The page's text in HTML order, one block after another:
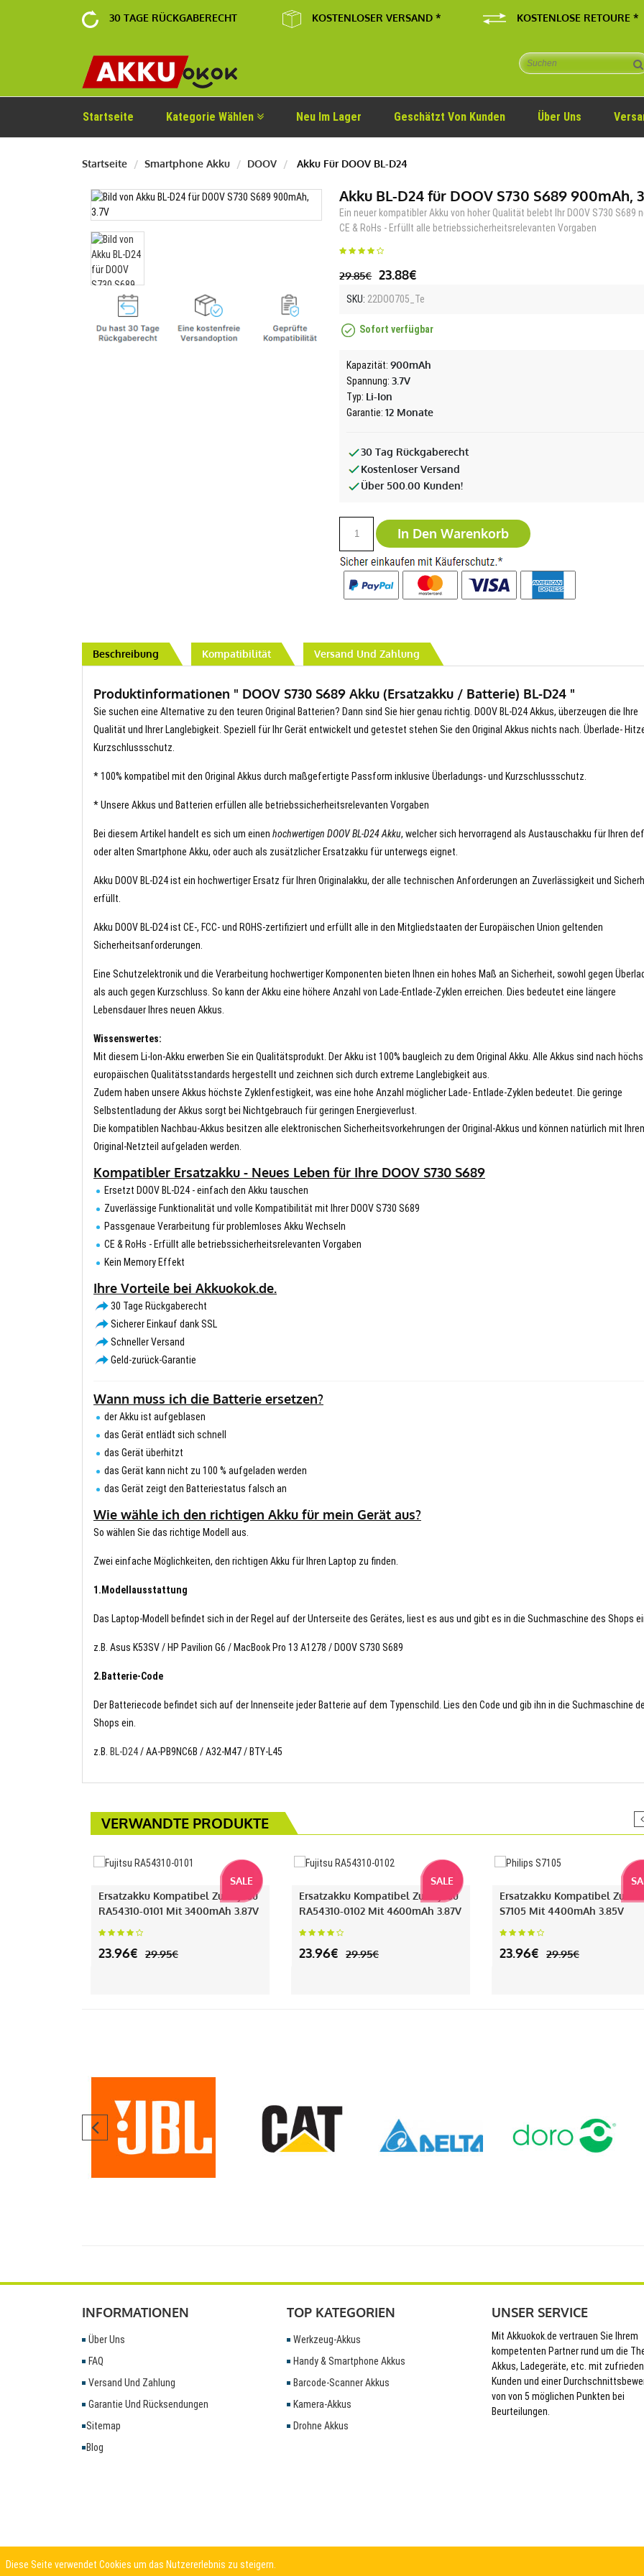
30 TAGE RÜCKGABERECHT KOSTENLOSER VERSAND * KOSTENLOSE RETOURE *
Startseite Kategorie Wählen Neu Im Lager Geschätzt Von Kunden Über Uns
Startseite Smartphone Akku DOOV Akku Für DOOV BL-D24
Akku BL-D24 für DOOV S730 S689 900mAh,
Ein neuer kompatibler Akku von hoher Qualität belebt Ihr DOOV S730 S689
CE & RoHs - Erfüllt alle betriebssicherheitsrelevanten Vorgaben
29.85€ 23.88€
SKU: 22DOO705_Te
Sofort verfügbar
Kapazität:900mAh
Spannung:3.7V
Typ: Li-Ion
Garantie:12 Monate
30 Tag Rückgaberecht
Kostenloser Versand
Über 500.00 Kunden!
In Den Warenkorb
Beschreibung Kompatibilität Versand Und Zahlung
Produktinformationen " DOOV S730 S689 Akku (Ersatzakku / Batterie) BL-D24 "
Sie suchen eine Alternative zu den teuren Original Batterien? Dann sind Sie hier genau richtig. DOOV BL-D24 Akkus, überzeugen die Ihre
Qualität und Ihrer Langlebigkeit. Speziell für Ihr Gerät entwickelt und getestet stehen Sie den Original Akkus nichts nach. Überlade-
Kurzschlussschutz.
* 100% kompatibel mit den Original Akkus durch maßgefertigte Passform inklusive Überladungs- und Kurzschlussschutz.
* Unsere Akkus und Batterien erfüllen alle betriebssicherheitsrelevanten Vorgaben
Bei diesem Artikel handelt es sich um einen hochwertigen DOOV BL-D24 Akku, welcher sich hervorragend als Austauschakku für Ihren
oder alten Smartphone Akku, oder auch als zusätzlicher Ersatzakku für unterwegs eignet.
Akku DOOV BL-D24 ist ein hochwertiger Ersatz für Ihren Originalakku, der alle technischen Anforderungen an Zuverlässigkeit und
erfüllt.
Akku DOOV BL-D24 ist CE-, FCC- und ROHS-zertifiziert und erfüllt alle in den Mitgliedstaaten der Europäischen Union geltenden
Sicherheitsanforderungen.
Eine Schutzelektronik und die Verarbeitung hochwertiger Komponenten bieten Ihnen ein hohes Maß an Sicherheit, sowohl gegen
als auch gegen Kurzschluss. So kann der Akku eine höhere Anzahl von Lade-Entlade-Zyklen erreichen. Dies bedeutet eine längere
Lebensdauer Ihres neuen Akkus.
Wissenswertes:
Mit diesem Li-Ion-Akku erwerben Sie ein Qualitätsprodukt. Der Akku ist 100% baugleich zu dem Original Akku. Alle Akkus sind nach
europäischen Qualitätsstandards hergestellt und zeichnen sich durch extreme Langlebigkeit aus.
Zudem haben unsere Akkus höchste Zyklenfestigkeit, was eine hohe Anzahl möglicher Lade- Entlade-Zyklen bedeutet. Die geringe
Selbstentladung der Akkus sorgt bei Nichtgebrauch für geringen Energieverlust.
Die kompatiblen Nachbau-Akkus besitzen alle elektronischen Sicherheitsvorkehrungen der Original-Akkus und können natürlich mit
Original-Netzteil aufgeladen werden.
Kompatibler Ersatzakku - Neues Leben für Ihre DOOV S730 S689
Ersetzt DOOV BL-D24 - einfach den Akku tauschen
Zuverlässige Funktionalität und volle Kompatibilität mit Ihrer DOOV S730 S689
Passgenaue Verarbeitung für problemloses Akku Wechseln
CE & RoHs - Erfüllt alle betriebssicherheitsrelevanten Vorgaben
Kein Memory Effekt
Ihre Vorteile bei Akkuokok.de.
30 Tage Rückgaberecht
Sicherer Einkauf dank SSL
Schneller Versand
Geld-zurück-Garantie
Wann muss ich die Batterie ersetzen?
der Akku ist aufgeblasen
das Gerät entlädt sich schnell
das Gerät überhitzt
das Gerät kann nicht zu 100 % aufgeladen werden
das Gerät zeigt den Batteriestatus falsch an
Wie wähle ich den richtigen Akku für mein Gerät aus?
So wählen Sie das richtige Modell aus.
Zwei einfache Möglichkeiten, den richtigen Akku für Ihren Laptop zu finden.
1.Modellausstattung
Das Laptop-Modell befindet sich in der Regel auf der Unterseite des Gerätes, liest es aus und gibt es in die Suchmaschine des Shops
z.B. Asus K53SV / HP Pavilion G6 / MacBook Pro 13 A1278 / DOOV S730 S689
2.Batterie-Code
Der Batteriecode befindet sich auf der Innenseite jeder Batterie auf dem Typenschild. Lies den Code und gib ihn in die Suchmaschine
Shops ein.
z.B. BL-D24/ AA-PB9NC6B / A32-M47 / BTY-L45
VERWANDTE PRODUKTE
SALE
Ersatzakku Kompatibel Zu Fujitsu
RA54310-0101 Mit 3400mAh 3.87V
23.96€ 29.95€
SALE
Ersatzakku Kompatibel Zu Fujitsu
RA54310-0102 Mit 4600mAh 3.87V
23.96€ 29.95€
Ersatzakku Kompatibel Zu
S7105 Mit 4400mAh 3.85V
23.96€ 29.95€
INFORMATIONEN
Über Uns
FAQ
Versand Und Zahlung
Garantie Und Rücksendungen
Sitemap
Blog
TOP KATEGORIEN
Werkzeug-Akkus
Handy & Smartphone Akkus
Barcode-Scanner Akkus
Kamera-Akkus
Drohne Akkus
UNSER SERVICE
Mit Akkuokok.de vertrauen Sie Ihrem
kompetenten Partner rund um die
Akkus, Ladegeräte, etc. mit
Kunden und einer
von von 5 möglichen Punkten bei
Beurteilungen.
Diese Seite verwendet Cookies um das Nutzererlebnis zu steigern.